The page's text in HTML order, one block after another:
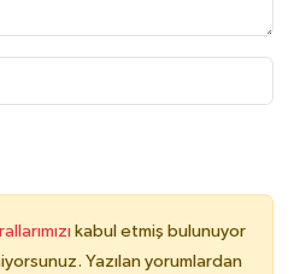
kabul etmiş bulunuyor
Yazılan yorumlardan